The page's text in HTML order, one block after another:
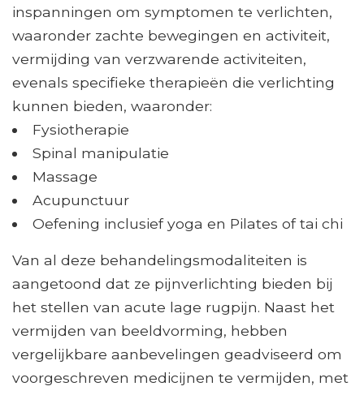
inspanningen om symptomen te verlichten,
waaronder zachte bewegingen en activiteit,
vermijding van verzwarende activiteiten,
evenals specifieke therapieën die verlichting
kunnen bieden, waaronder:
Fysiotherapie
Spinal manipulatie
Massage
Acupunctuur
Oefening inclusief yoga en Pilates of tai chi
Van al deze behandelingsmodaliteiten is
aangetoond dat ze pijnverlichting bieden bij
het stellen van acute lage rugpijn. Naast het
vermijden van beeldvorming, hebben
vergelijkbare aanbevelingen geadviseerd om
voorgeschreven medicijnen te vermijden, met